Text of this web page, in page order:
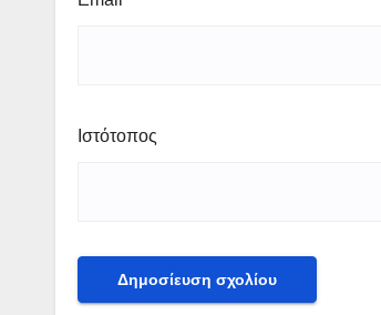
Ιστότοπος